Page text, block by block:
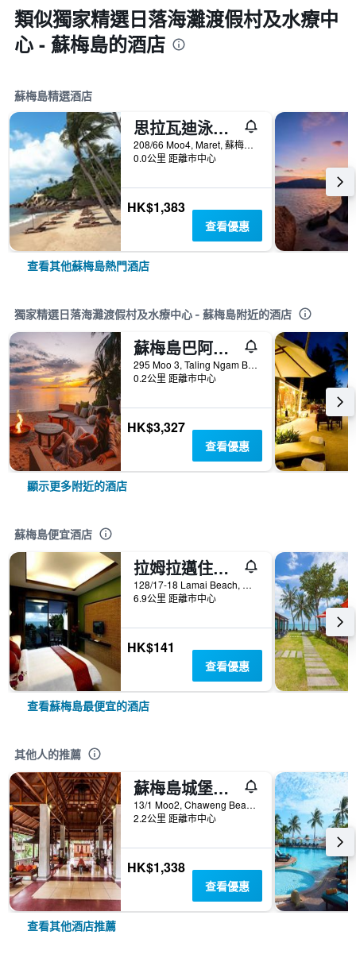
類似獨家精選日落海灘渡假村及水療中
心 - 蘇梅島的酒店
蘇梅島精選酒店
思拉瓦迪泳池Spa度假村
208/66 Moo4, Maret, 蘇梅島, 泰國
0.0公里 距離市中心
HK$1,383
查看優惠
查看其他蘇梅島熱門酒店
獨家精選日落海灘渡假村及水療中心 - 蘇梅島附近的酒店
蘇梅島巴阿安達靈南洲際度假酒店
295 Moo 3, Taling Ngam Beach, 蘇梅島, 泰國
0.2公里 距離市中心
HK$3,327
查看優惠
顯示更多附近的酒店
蘇梅島便宜酒店
拉姆拉邁住宅酒店 - 蘇梅島
128/17-18 Lamai Beach, 蘇梅島, 泰國
6.9公里 距離市中心
HK$141
查看優惠
查看蘇梅島最便宜的酒店
其他人的推薦
蘇梅島城堡度假酒店 - 蘇梅島
13/1 Moo2, Chaweng Beach, Bophut, 蘇梅島, 泰國
2.2公里 距離市中心
HK$1,338
查看優惠
查看其他酒店推薦